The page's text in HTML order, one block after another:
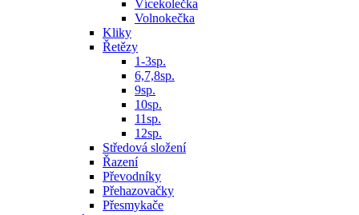
Vícekolečka
Volnokečka
Kliky
Řetězy
1-3sp.
6,7,8sp.
9sp.
10sp.
11sp.
12sp.
Středová složení
Řazení
Převodníky
Přehazovačky
Přesmykače